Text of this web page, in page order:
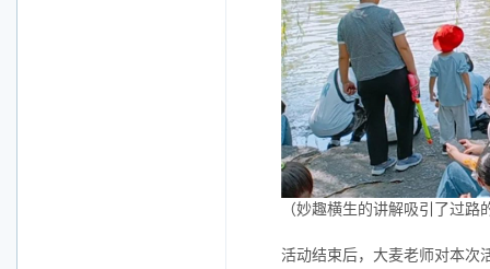
（妙趣横生的讲解吸引了过路
活动结束后，大麦老师对本次